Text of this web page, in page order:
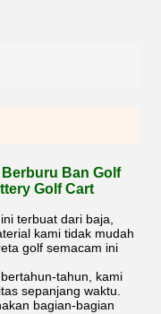
Berburu Ban Golf
Golf Cart
terbuat dari baja,
kami tidak mudah
golf semacam ini
tahun, kami
sepanjang waktu.
bagian-bagian